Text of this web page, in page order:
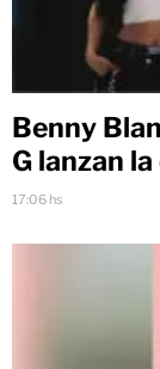
Benny
G lanzan
17:06 hs